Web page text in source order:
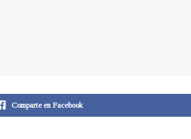
Comparte en Facebook